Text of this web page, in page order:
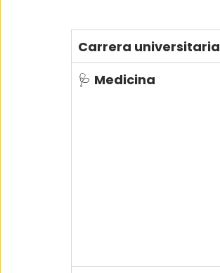
Carrera universitaria
🩺 Medicina